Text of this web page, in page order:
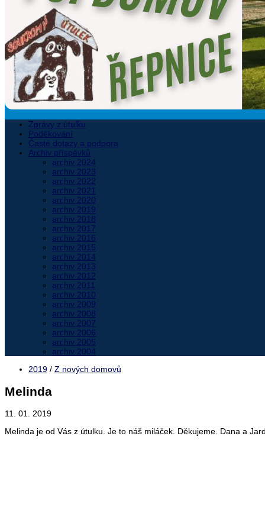
Zprávy z útulku
Poděkování
Časté dotazy a podpora
Archiv příspěvků
archiv 2024
archiv 2023
archiv 2022
archiv 2021
archiv 2020
archiv 2019
archiv 2018
archiv 2017
archiv 2016
archiv 2015
archiv 2014
archiv 2013
archiv 2012
archiv 2011
archiv 2010
archiv 2009
archiv 2008
archiv 2007
archiv 2006
archiv 2005
archiv 2004
2019 / Z nových domovů
Melinda
11. 01. 2019
Melinda je od Vás z útulku. Je to náš miláček. Děkujeme. Dana a